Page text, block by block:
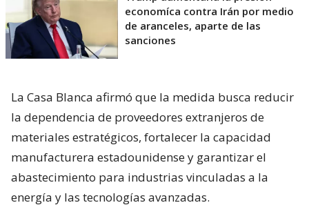
economíca contra Irán por medio
de aranceles, aparte de las
sanciones
La Casa Blanca afirmó que la medida busca reducir
la dependencia de proveedores extranjeros de
materiales estratégicos, fortalecer la capacidad
manufacturera estadounidense y garantizar el
abastecimiento para industrias vinculadas a la
energía y las tecnologías avanzadas.